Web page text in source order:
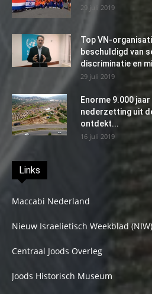
29 juli 2019
Top VN-
beschuldigd van
discriminatie en
29 juli 2019
Enorme 9.000
nederzetting uit
ontdekt...
16 juli 2019
Links
Maccabi Nederland
Nieuw Israelietisch Weekblad (NIW)
Centraal Joods Overleg
Joods Historisch Museum